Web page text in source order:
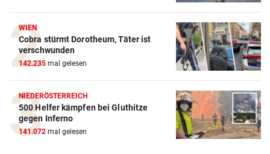
WIEN
Cobra stürmt Dorotheum, Täter ist
verschwunden
142.235 mal gelesen
NIEDERÖSTERREICH
500 Helfer kämpfen bei Gluthitze
gegen Inferno
141.072 mal gelesen